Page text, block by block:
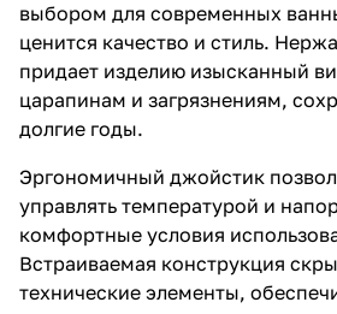
выбором для современных
ценится качество и стиль.
придает изделию изысканный
царапинам и загрязнениям,
долгие годы.
Эргономичный джойстик
управлять температурой и
комфортные условия
Встраиваемая конструкция
технические элементы,